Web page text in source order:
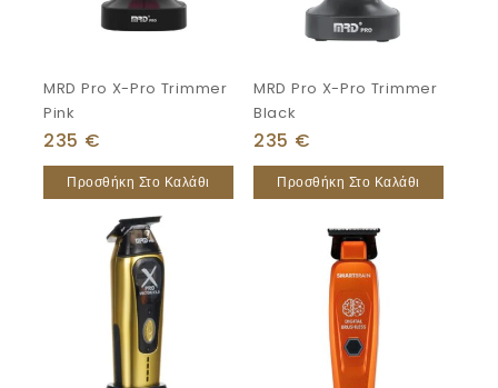
MRD Pro X-Pro Trimmer
Pink
235 €
Προσθήκη Στο Καλάθι
MRD Pro X-Pro Trimmer
Black
235 €
Προσθήκη Στο Καλάθι